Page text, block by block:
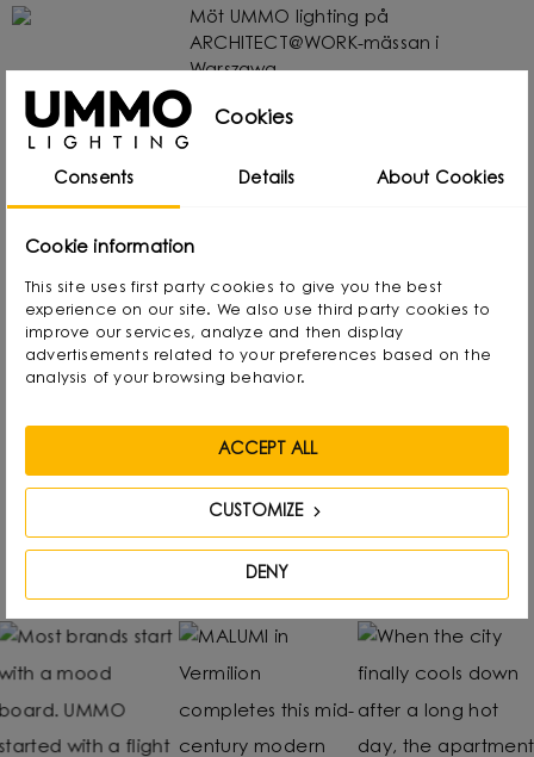
Möt UMMO lighting på
ARCHITECT@WORK-mässan i
Warszawa
19267 Visar
Architect@Work - nyheter och
19224 Visar
UMMO-belysning på Warsaw Home
2024 - rapport
18882 Visar
@UMMO Lighting
Följ oss
Cookies
Consents Details About Cookies
Cookie information
This site uses first party cookies to give you the best
experience on our site. We also use third party cookies to
improve our services, analyze and then display
advertisements related to your preferences based on the
analysis of your browsing behavior.
DENY
CUSTOMIZE
ACCEPT ALL